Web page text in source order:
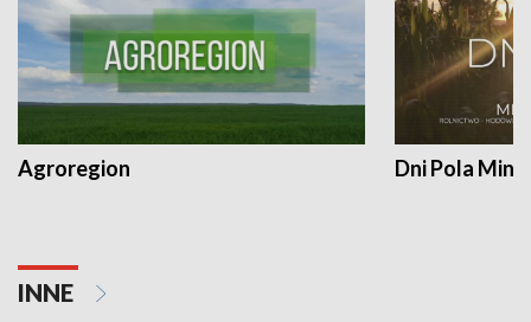
Agroregion Dni Pola
INNE